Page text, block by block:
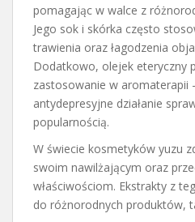
pomagając w walce z
Jego sok i skórka często
trawienia oraz łagodzenia
Dodatkowo, olejek eteryczny
zastosowanie w aromaterapii
antydepresyjne działanie
popularnością.
W świecie kosmetyków yuzu
swoim nawilżającym oraz
właściwościom. Ekstrakty z
do różnorodnych produktów,